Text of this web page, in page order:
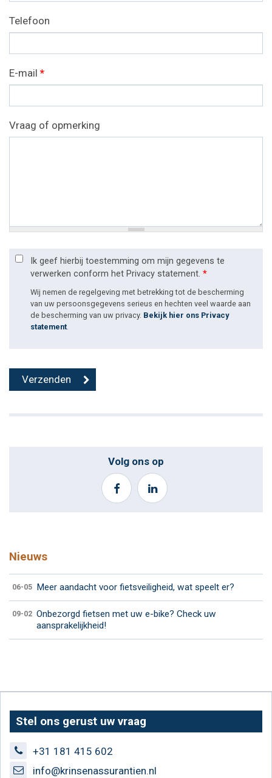
Telefoon
E-mail *
Vraag of opmerking
Ik geef hierbij toestemming om mijn gegevens te
verwerken conform het Privacy statement. *
Wij nemen de regelgeving met betrekking tot de bescherming
van uw persoonsgegevens serieus en hechten veel waarde aan
de bescherming van uw privacy. Bekijk hier ons Privacy
statement
Volg ons op
Nieuws
06-05 Meer aandacht voor fietsveiligheid, wat speelt er?
09-02 Onbezorgd fietsen met uw e-bike? Check uw
aansprakelijkheid!
Stel ons gerust uw vraag
+31 181 415 602
info@krinsenassurantien.nl